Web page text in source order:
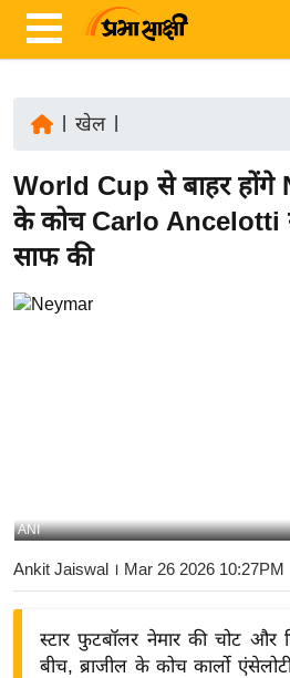
ज़ा
ख
र
रा
य
ज़
खेल|
World Cup से बाहर होंगे
के कोच Carlo Ancelotti
साफ की
ANI
Ankit Jaiswal । Mar 26 2026 10:27PM
स्टार फुटबॉलर नेमार की चोट
बीच, ब्राजील के कोच कार्लो